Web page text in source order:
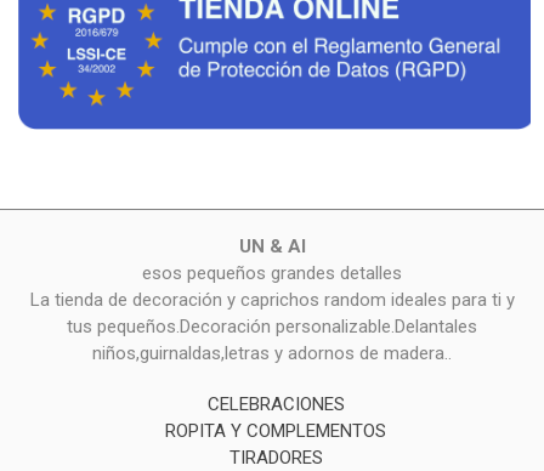
UN & AI
esos pequeños grandes detalles
La tienda de decoración y caprichos random ideales para ti y
tus pequeños.Decoración personalizable.Delantales
niños,guirnaldas,letras y adornos de madera..
CELEBRACIONES
ROPITA Y COMPLEMENTOS
TIRADORES